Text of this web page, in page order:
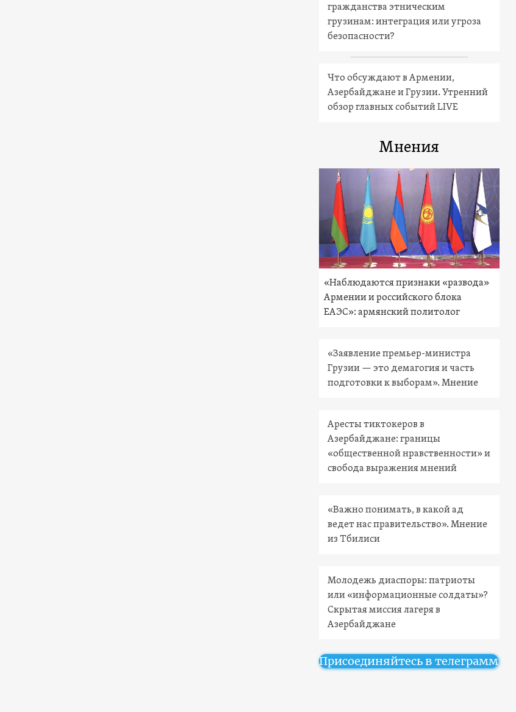
гражданства этническим
грузинам: интеграция или угроза
безопасности?
Что обсуждают в Армении,
Азербайджане и Грузии. Утренний
обзор главных событий LIVE
Мнения
«Наблюдаются признаки «развода»
Армении и российского блока
ЕАЭС»: армянский политолог
«Заявление премьер-министра
Грузии — это демагогия и часть
подготовки к выборам». Мнение
Аресты тиктокеров в
Азербайджане: границы
«общественной нравственности» и
свобода выражения мнений
«Важно понимать, в какой ад
ведет нас правительство». Мнение
из Тбилиси
Молодежь диаспоры: патриоты
или «информационные солдаты»?
Скрытая миссия лагеря в
Азербайджане
Присоединяйтесь в телеграмм